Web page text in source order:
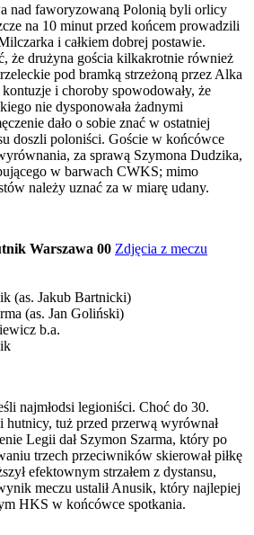
nad faworyzowaną Polonią byli orlicy
na 10 minut przed końcem prowadzili
i całkiem dobrej postawie.
że drużyna gościa kilkakrotnie również
pod bramką strzeżoną przez Alka
i choroby spowodowały, że
nie dysponowała żadnymi
dało o sobie znać w ostatniej
doszli poloniści. Goście w końcówce
za sprawą Szymona Dudzika,
w barwach CWKS; mimo
należy uznać za w miarę udany.
Warszawa 00 Zdjęcia z meczu
(as. Jakub Bartnicki)
(as. Jan Goliński)
b.a.
najmłodsi legioniści. Choć do 30.
hutnicy, tuż przed przerwą wyrównał
Legii dał Szymon Szarma, który po
trzech przeciwników skierował piłkę
efektownym strzałem z dystansu,
meczu ustalił Anusik, który najlepiej
HKS w końcówce spotkania.